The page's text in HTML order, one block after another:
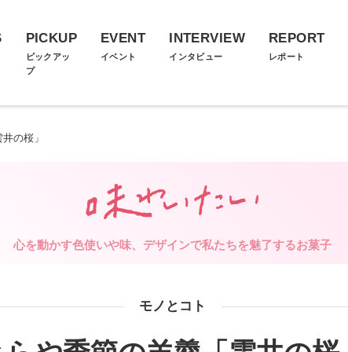
PICKUP
ピックアッ
プ
EVENT
イベント
INTERVIEW
インタビュー
REPORT
レポート
の桜」
心を動かす色使いや味、デザインで私たちを魅了するお菓子
モノとコト